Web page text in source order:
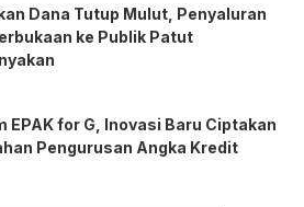
Dana Tutup Mulut, Penyaluran
ke Publik Patut
EPAK for G, Inovasi Baru Ciptakan
Pengurusan Angka Kredit